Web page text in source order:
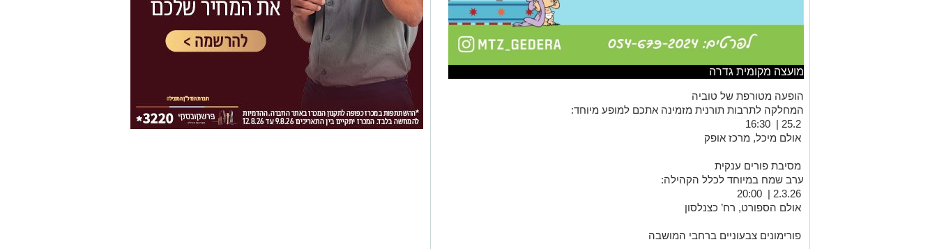
מועצה מקומית גדרה
הופעה מטורפת של טוביה
המחלקה לתרבות תורנית מזמינה אתכם למופע מיוחד:
אולם מיכל, מרכז אופק
מסיבת פורים ענקית
ערב שמח במיוחד לכלל הקהילה:
אולם הספורט, רח’ כצנלסון
פורימונים צבעוניים ברחבי המושבה